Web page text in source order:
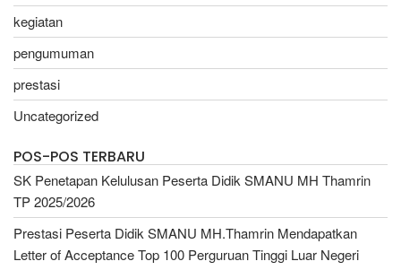
kegiatan
pengumuman
prestasi
Uncategorized
POS-POS TERBARU
SK Penetapan Kelulusan Peserta Didik SMANU MH Thamrin
TP 2025/2026
Prestasi Peserta Didik SMANU MH.Thamrin Mendapatkan
Letter of Acceptance Top 100 Perguruan Tinggi Luar Negeri